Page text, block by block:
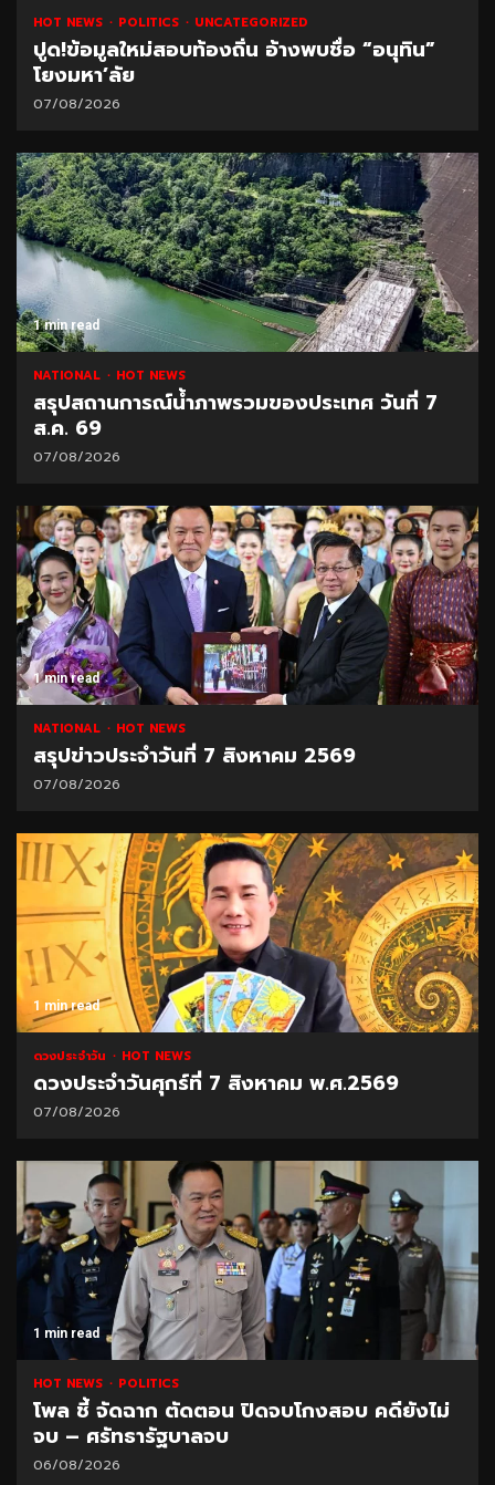
HOT NEWS POLITICS UNCATEGORIZED
ปูด!ข้อมูลใหม่สอบท้องถิ่น อ้างพบชื่อ “อนุทิน”
โยงมหา’ลัย
07/08/2026
1 min read
NATIONAL HOT NEWS
สรุปสถานการณ์น้ำภาพรวมของประเทศ วันที่ 7
ส.ค. 69
07/08/2026
1 min read
NATIONAL HOT NEWS
สรุปข่าวประจำวันที่ 7 สิงหาคม 2569
07/08/2026
1 min read
ดวงประจำวัน HOT NEWS
ดวงประจำวันศุกร์ที่ 7 สิงหาคม พ.ศ.2569
07/08/2026
1 min read
HOT NEWS POLITICS
โพล ชี้ จัดฉาก ตัดตอน ปิดจบโกงสอบ คดียังไม่
จบ – ศรัทธารัฐบาลจบ
06/08/2026